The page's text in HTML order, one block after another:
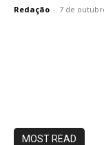
Redação - 7 de
MOST READ